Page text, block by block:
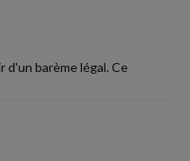
d'un barème légal. Ce